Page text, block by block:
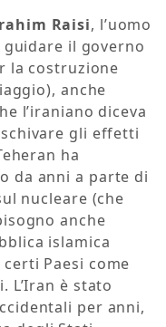
Raisi, l’uomo
il governo
la costruzione
anche
l’iraniano diceva
gli effetti
ha
da anni a parte di
nucleare (che
anche
islamica
Paesi come
è stato
per anni,